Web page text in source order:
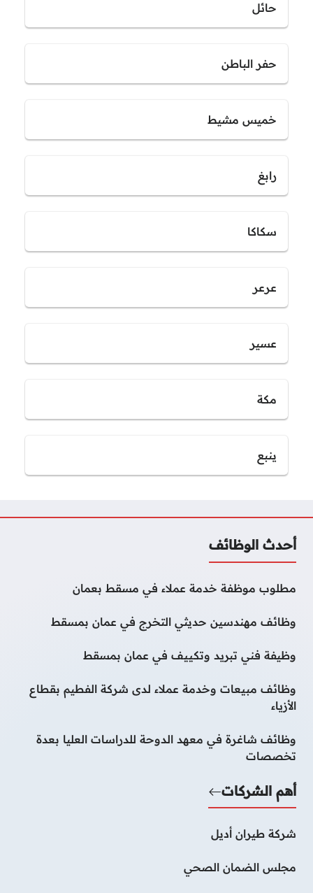
حائل
حفر الباطن
خميس مشيط
رابغ
سكاكا
عرعر
عسير
مكة
ينبع
أحدث الوظائف
مطلوب موظفة خدمة عملاء في مسقط بعمان
وظائف مهندسين حديثي التخرج في عمان بمسقط
وظيفة فني تبريد وتكييف في عمان بمسقط
وظائف مبيعات وخدمة عملاء لدى شركة الفطيم بقطاع
الأزياء
وظائف شاغرة في معهد الدوحة للدراسات العليا بعدة
تخصصات
أهم الشركات
شركة طيران أديل
مجلس الضمان الصحي